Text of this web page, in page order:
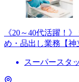
《20～40代活躍！
め・品出し業務【神
スーパースタ